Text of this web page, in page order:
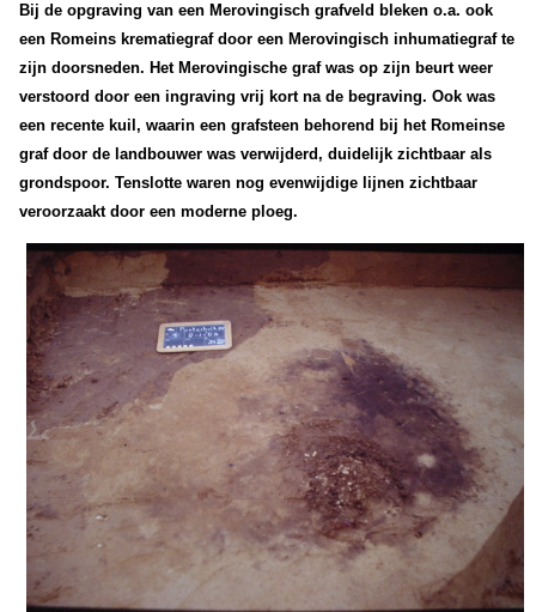
Bij de opgraving van een Merovingisch grafveld bleken o.a. ook
een Romeins krematiegraf door een Merovingisch inhumatiegraf te
zijn doorsneden. Het Merovingische graf was op zijn beurt weer
verstoord door een ingraving vrij kort na de begraving. Ook was
een recente kuil, waarin een grafsteen behorend bij het Romeinse
graf door de landbouwer was verwijderd, duidelijk zichtbaar als
grondspoor. Tenslotte waren nog evenwijdige lijnen zichtbaar
veroorzaakt door een moderne ploeg.